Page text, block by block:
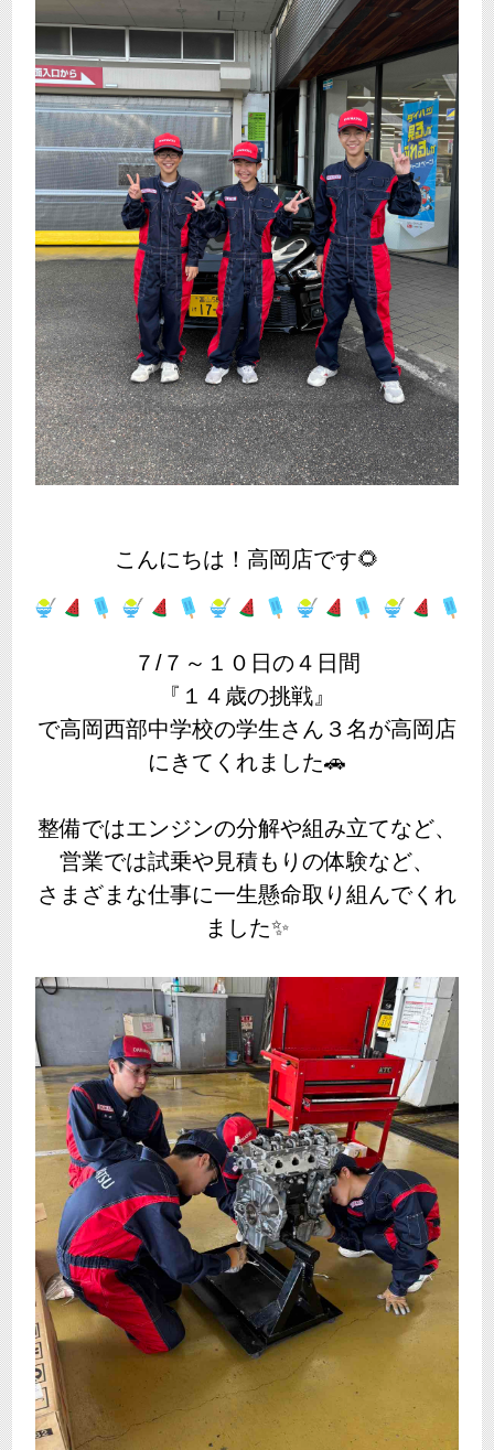
こんにちは！高岡店です🌻
７/７～１０日の４日間
『１４歳の挑戦』
で高岡西部中学校の学生さん３名が高岡店
にきてくれました🚗
整備ではエンジンの分解や組み立てなど、
営業では試乗や見積もりの体験など、
さまざまな仕事に一生懸命取り組んでくれ
ました✨